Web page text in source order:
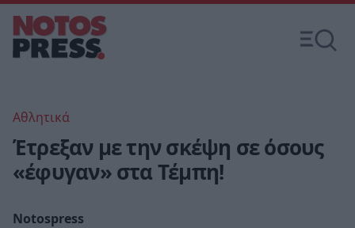
Αθλητικά
Έτρεξαν με την σκέψη σε όσους
«έφυγαν» στα Τέμπη!
Notospress